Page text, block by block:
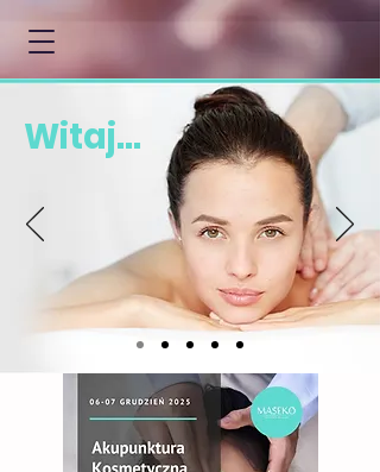
Witaj...